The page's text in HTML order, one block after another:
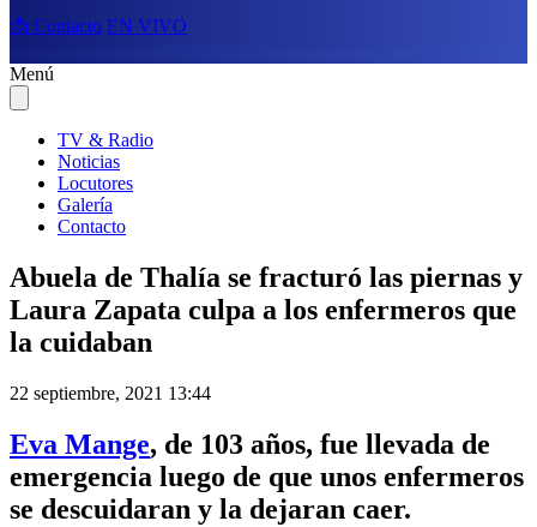
📩 Contacto EN VIVO
Menú
TV & Radio
Noticias
Locutores
Galería
Contacto
Abuela de Thalía se fracturó las piernas y
Laura Zapata culpa a los enfermeros que
la cuidaban
22 septiembre, 2021 13:44
Eva Mange, de 103 años, fue llevada de
emergencia luego de que unos enfermeros
se descuidaran y la dejaran caer.